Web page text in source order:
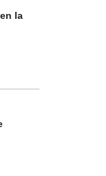
la